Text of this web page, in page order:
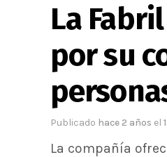
La
por su
Publicado hace 2 años el
La compañía